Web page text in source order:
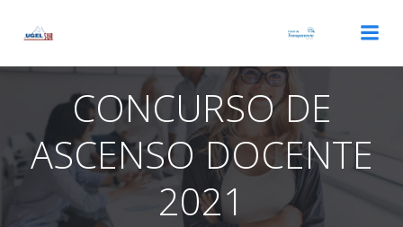
CONCURSO DE
ASCENSO DOCENTE
2021